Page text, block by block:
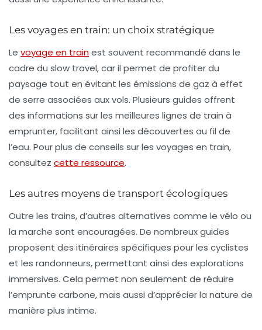
Les voyages en train: un choix stratégique
Le voyage en trainest souvent recommandé dans le
cadre du slow travel, car il permet de profiter du
paysage tout en évitant les émissions de gaz à effet
de serre associées aux vols. Plusieurs guides offrent
des informations sur les meilleures lignes de train à
emprunter, facilitant ainsi les découvertes au fil de
l’eau. Pour plus de conseils sur les voyages en train,
consultez cette ressource.
Les autres moyens de transport écologiques
Outre les trains, d’autres alternatives comme le vélo ou
la marche sont encouragées. De nombreux guides
proposent des itinéraires spécifiques pour les cyclistes
et les randonneurs, permettant ainsi des explorations
immersives. Cela permet non seulement de réduire
l’emprunte carbone, mais aussi d’apprécier la nature de
manière plus intime.